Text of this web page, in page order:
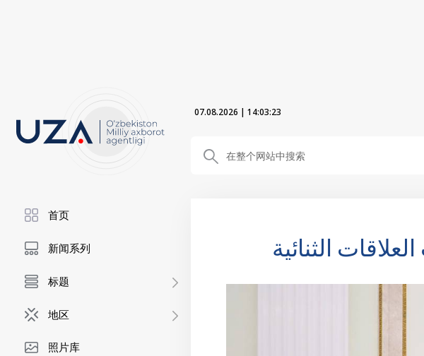
07.08.2026 | 14:03:24
首页
新闻系列
标题
地区
照片库
الثنائية